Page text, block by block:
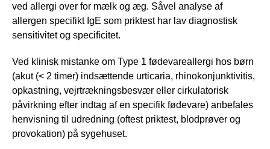
ved allergi over for mælk og æg. Såvel analyse af
allergen specifikt IgE som priktest har lav diagnostisk
sensitivitet og specificitet.
Ved klinisk mistanke om Type 1 fødevareallergi hos børn
(akut (< 2 timer) indsættende urticaria, rhinokonjunktivitis,
opkastning, vejrtrækningsbesvær eller cirkulatorisk
påvirkning efter indtag af en specifik fødevare) anbefales
henvisning til udredning (oftest priktest, blodprøver og
provokation) på sygehuset.